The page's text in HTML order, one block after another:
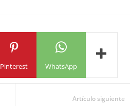
Pinterest WhatsApp
Artículo siguiente